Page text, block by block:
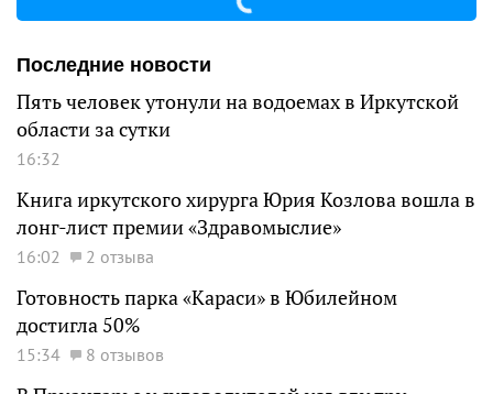
Последние новости
Пять человек утонули на водоемах в Иркутской
области за сутки
16:32
Книга иркутского хирурга Юрия Козлова вошла в
лонг-лист премии «Здравомыслие»
16:02 2 отзыва
Готовность парка «Караси» в Юбилейном
достигла 50%
15:34 8 отзывов